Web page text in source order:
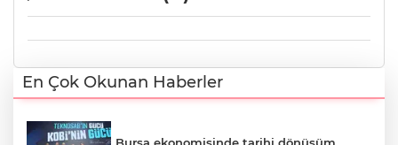
En Çok Okunan Haberler
Bursa ekonomisinde tarihi dönüşüm